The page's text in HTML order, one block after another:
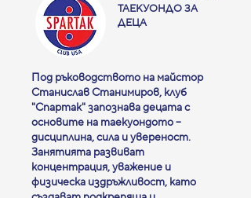
ТАЕКУОНДО ЗА
ДЕЦА
Под ръководството на майстор
Станислав Станимиров, клуб
"Спартак" запознава децата с
основите на таекуондото –
дисциплина, сила и увереност.
Занятията развиват
концентрация, уважение и
физическа издръжливост, като